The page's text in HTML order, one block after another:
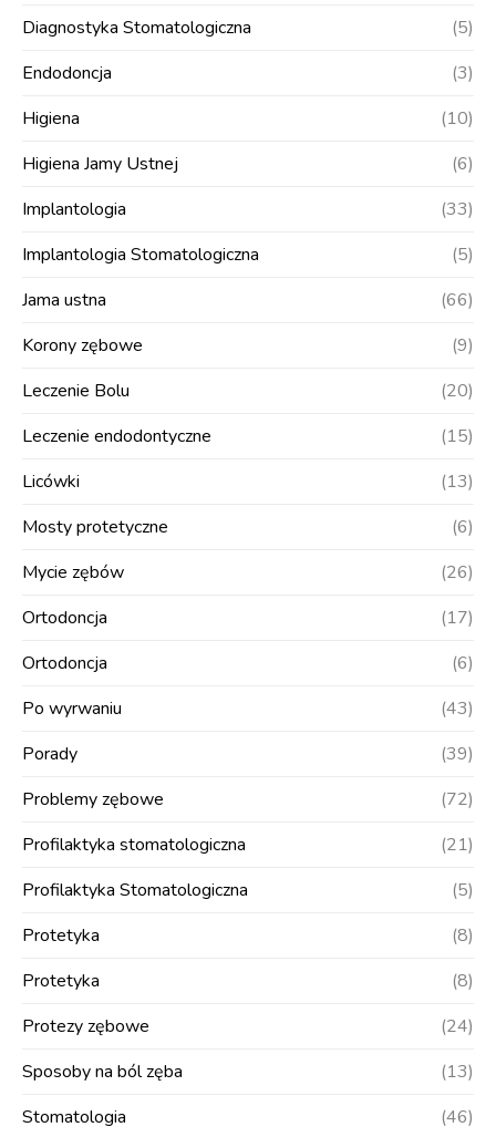
Diagnostyka Stomatologiczna
(5)
Endodoncja
(3)
Higiena
(10)
Higiena Jamy Ustnej
(6)
Implantologia
(33)
Implantologia Stomatologiczna
(5)
Jama ustna
(66)
Korony zębowe
(9)
Leczenie Bolu
(20)
Leczenie endodontyczne
(15)
Licówki
(13)
Mosty protetyczne
(6)
Mycie zębów
(26)
Ortodoncja
(17)
Ortodoncja
(6)
Po wyrwaniu
(43)
Porady
(39)
Problemy zębowe
(72)
Profilaktyka stomatologiczna
(21)
Profilaktyka Stomatologiczna
(5)
Protetyka
(8)
Protetyka
(8)
Protezy zębowe
(24)
Sposoby na ból zęba
(13)
Stomatologia
(46)